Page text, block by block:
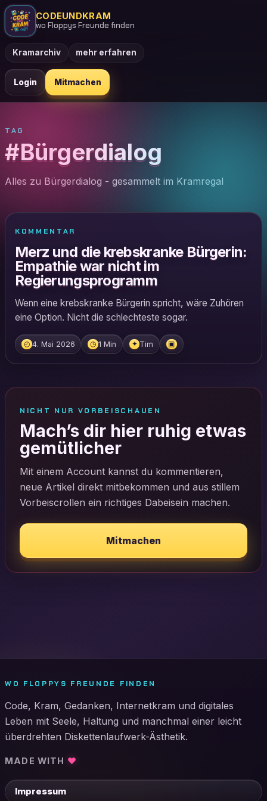
CODEUNDKRAM
wo Floppys Freunde finden
Kramarchiv mehr erfahren
Login Mitmachen
TAG
#Bürgerdialog
Alles zu Bürgerdialog - gesammelt im Kramregal
KOMMENTAR
Merz und die krebskranke Bürgerin:
Empathie war nicht im
Regierungsprogramm
Wenn eine krebskranke Bürgerin spricht, wäre Zuhören
eine Option. Nicht die schlechteste sogar.
◴ 4. Mai 2026 ◷ 1 Min ✦ Tim ▣
NICHT NUR VORBEISCHAUEN
Mach’s dir hier ruhig etwas
gemütlicher
Mit einem Account kannst du kommentieren,
neue Artikel direkt mitbekommen und aus stillem
Vorbeiscrollen ein richtiges Dabeisein machen.
Mitmachen
WO FLOPPYS FREUNDE FINDEN
Code, Kram, Gedanken, Internetkram und digitales
Leben mit Seele, Haltung und manchmal einer leicht
überdrehten Diskettenlaufwerk-Ästhetik.
MADE WITH ♥
Impressum